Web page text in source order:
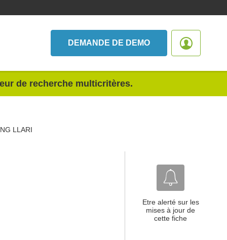
DEMANDE DE DEMO
de recherche multicritères.
LLARI
Etre alerté sur les
mises à jour de
cette fiche